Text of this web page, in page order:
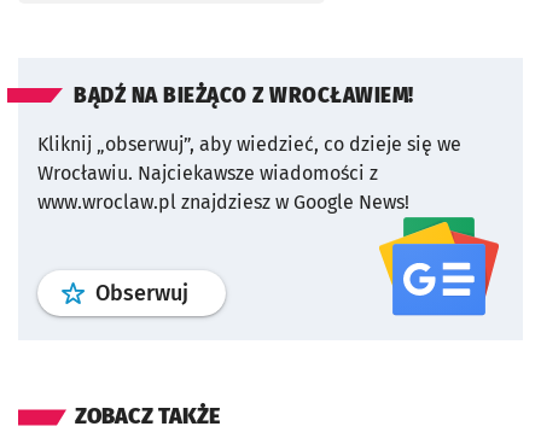
BĄDŹ NA BIEŻĄCO Z WROCŁAWIEM!
Kliknij „obserwuj”, aby wiedzieć, co dzieje się we
Wrocławiu. Najciekawsze wiadomości z
www.wroclaw.pl znajdziesz w Google News!
Obserwuj profil serwisu
ZOBACZ TAKŻE